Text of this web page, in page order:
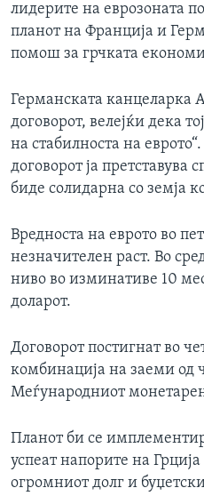
лидерите на еврозоната
планот на Франција и
помош за грчката
Германската канцеларка
договорот, велејќи дека
на стабилноста на
договорот ја претставува
биде солидарна со земја
Вредноста на еврото во
незначителен раст. Во
ниво во изминативе 10
доларот.
Договорот постигнат во
комбинација на заеми од
Меѓународниот
Планот би се
успеат напорите на
огромниот долг и